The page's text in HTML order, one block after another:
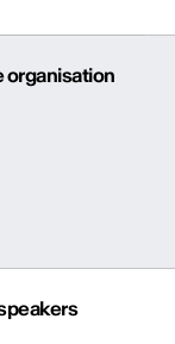
organisation